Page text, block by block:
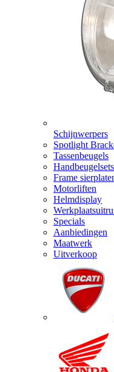
Schijnwerpers
Spotlight
Tassenbeugels
Handbeugelsets
Frame
Motorliften
Helmdisplay
Specials
Aanbiedingen
Maatwerk
Uitverkoop